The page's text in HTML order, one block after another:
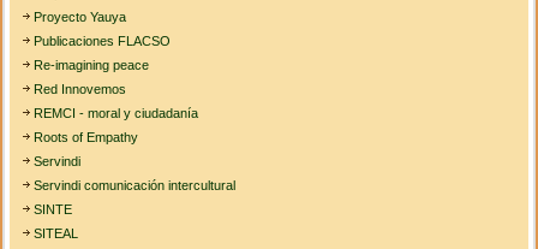
Proyecto Yauya
Publicaciones FLACSO
Re-imagining peace
Red Innovemos
REMCI - moral y ciudadanía
Roots of Empathy
Servindi
Servindi comunicación intercultural
SINTE
SITEAL